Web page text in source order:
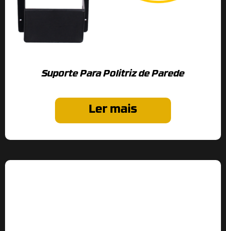
Suporte Para Politriz de Parede
Ler mais